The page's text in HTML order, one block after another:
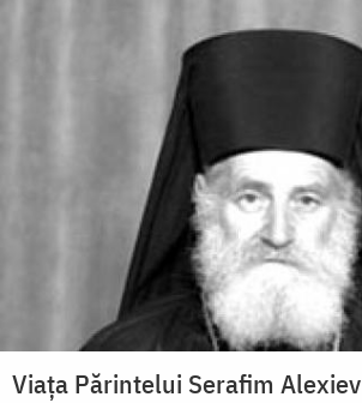
Viața Părintelui Serafim Alexiev